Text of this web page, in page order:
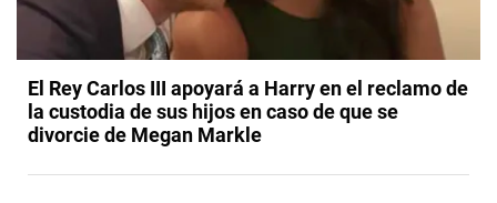
El Rey Carlos III apoyará a Harry en el reclamo de
la custodia de sus hijos en caso de que se
divorcie de Megan Markle